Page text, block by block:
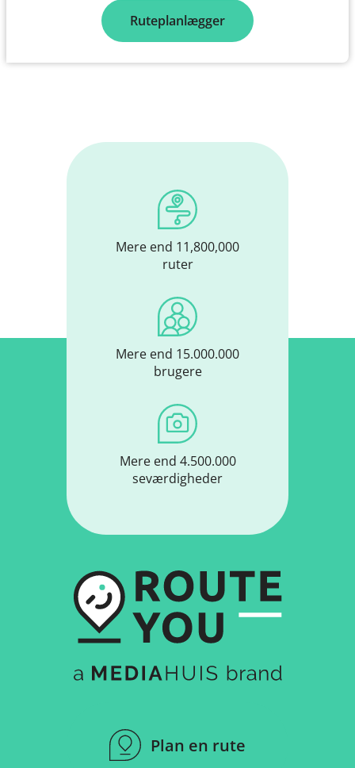
Ruteplanlægger
Mere end 11,800,000
ruter
Mere end 15.000.000
brugere
Mere end 4.500.000
seværdigheder
Plan en rute